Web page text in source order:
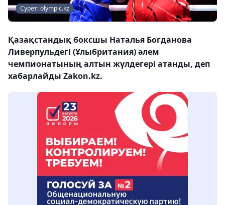
Сурет: olympic.kz
Қазақстандық боксшы Наталья Богданова
Ливерпульдегі (Ұлыбритания) әлем
чемпионатының алтын жүлдегері атанды, деп
хабарлайды Zakon.kz.